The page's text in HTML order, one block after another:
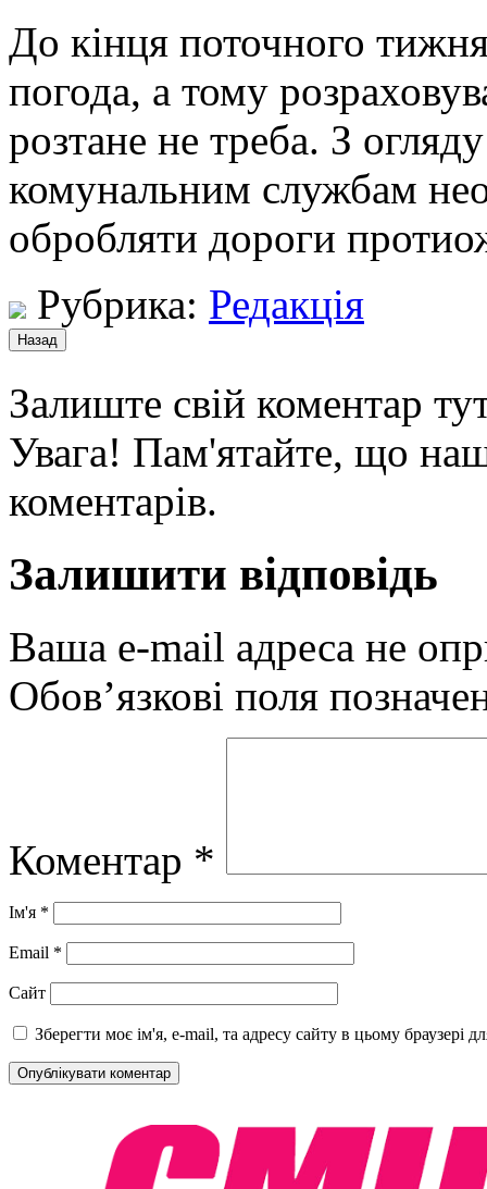
До кінця поточного
погода, а тому
розтане не треба. З
комунальним службам
обробляти дороги
Рубрика: Редакція
Залиште свій коментар
Увага! Пам'ятайте, що
коментарів.
Залишити відповідь
Ваша e-mail адреса не
Обов’язкові поля
Коментар *
Ім'я *
Email *
Сайт
Зберегти моє ім'я, e-mail, та адресу сайту в цьому браузері